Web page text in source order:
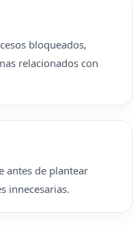
bloqueados,
relacionados con
antes de plantear
innecesarias.